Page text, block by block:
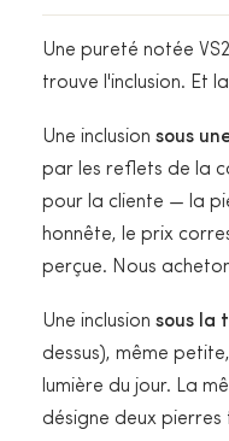
Une pureté notée
trouve l'inclusion. Et
Une inclusion sous
par les reflets de la
pour la cliente — la
honnête, le prix
perçue. Nous
Une inclusion sous la
dessus), même
lumière du jour. La
désigne deux